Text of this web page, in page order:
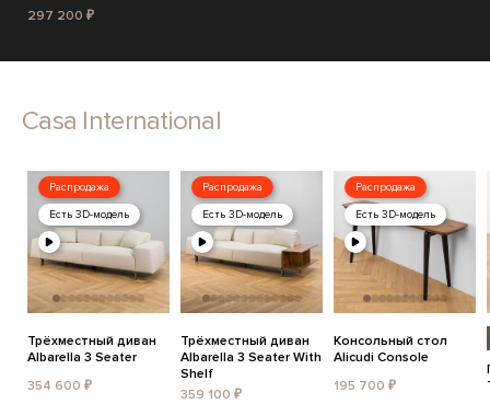
297 200 ₽
Casa International
Распродажа
Есть 3D-модель
Трёхместный диван
Albarella 3 Seater
354 600 ₽
Распродажа
Есть 3D-модель
Трёхместный диван
Albarella 3 Seater With
Shelf
359 100 ₽
Распродажа
Есть 3D-модель
Консольный стол
Alicudi Console
195 700 ₽